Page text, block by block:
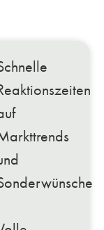
O